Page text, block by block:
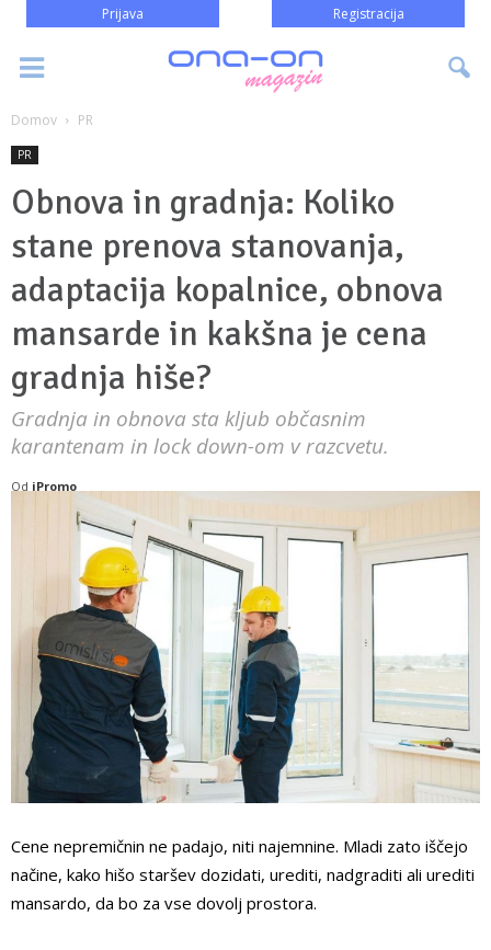
Prijava Registracija
Domov PR
PR
Obnova in gradnja: Koliko
stane prenova stanovanja,
adaptacija kopalnice, obnova
mansarde in kakšna je cena
gradnja hiše?
Gradnja in obnova sta kljub občasnim
karantenam in lock down-om v razcvetu.
Od iPromo
Cene nepremičnin ne padajo, niti najemnine. Mladi zato iščejo
načine, kako hišo staršev dozidati, urediti, nadgraditi ali urediti
mansardo, da bo za vse dovolj prostora.